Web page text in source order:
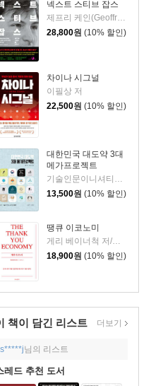
넥스트 스티브 잡스
제프리 케인(Geoffrey Cain) 저/이민석 역
28,800원 (10% 할인)
차이나 시그널
이필상 저
22,500원 (10% 할인)
대한민국 대도약 3대
메가프로젝트
13,500원 (10% 할인)
땡큐 이코노미
게리 베이너척 저/박선주 역
18,900원 (10% 할인)
책이 담긴 리스트 더보기
s*****j님의 리스트
레드 추천 도서